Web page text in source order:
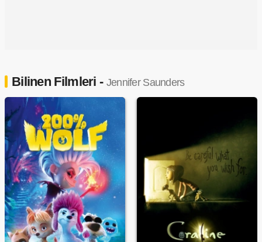
Bilinen Filmleri - Jennifer Saunders